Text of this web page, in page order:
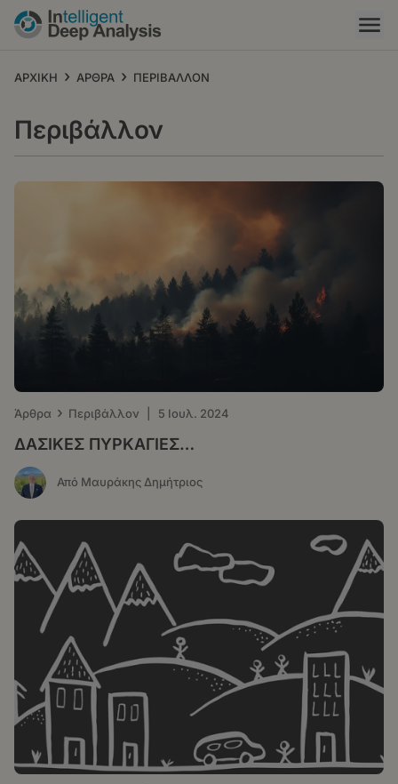
Παράκαμψη
προς
κυρίως
ΑΡΧΙΚΗ › ΑΡΘΡΑ › ΠΕΡΙΒΑΛΛΟΝ
Περιβάλλον
Άρθρα › Περιβάλλον 5 Ιουλ. 2024
ΔΑΣΙΚΕΣ ΠΥΡΚΑΓΙΕΣ…
Από Μαυράκης Δημήτριος